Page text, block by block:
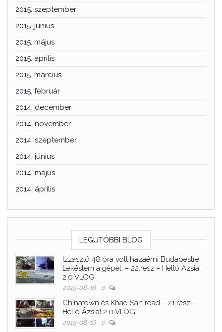
2015. szeptember
2015. június
2015. május
2015. április
2015. március
2015. február
2014. december
2014. november
2014. szeptember
2014. június
2014. május
2014. április
LEGUTÓBBI BLOG
Izzasztó 48 óra volt hazaérni Budapestre.
Lekéstem a gépet. – 22.rész – Helló Ázsia!
2.0 VLOG
2019-08-16 0
Chinatown és Khao San road – 21.rész –
Helló Ázsia! 2.0 VLOG
2019-08-16 0